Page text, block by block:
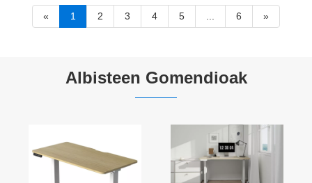
« 1 2 3 4 5 6 »
Albisteen Gomendioak